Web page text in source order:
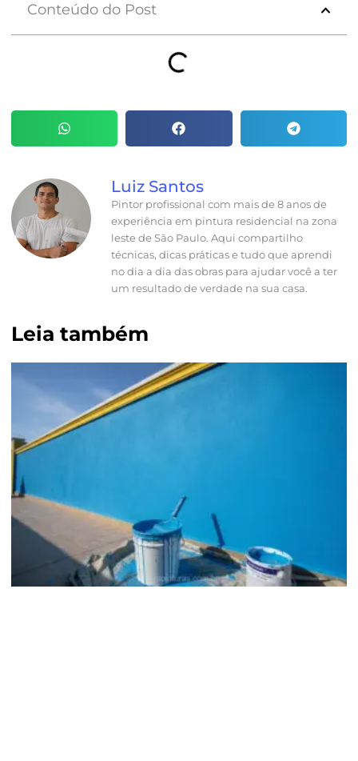
Conteúdo do Post
Luiz Santos
Pintor profissional com mais de 8 anos de
experiência em pintura residencial na zona
leste de São Paulo. Aqui compartilho
técnicas, dicas práticas e tudo que aprendi
no dia a dia das obras para ajudar você a ter
um resultado de verdade na sua casa.
Leia também